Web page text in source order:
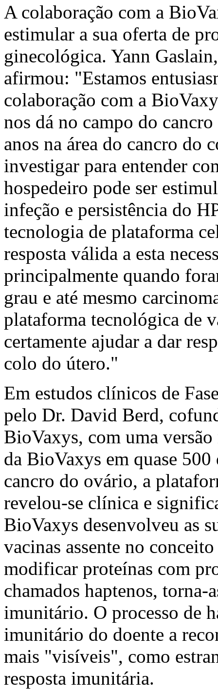
A colaboração com a
estimular a sua oferta de
ginecológica. Yann
afirmou: "Estamos
colaboração com a
nos dá no campo do
anos na área do cancro do
investigar para entender
hospedeiro pode ser
infeção e persistência do
tecnologia de plataforma
resposta válida a esta
principalmente quando
grau e até mesmo
plataforma tecnológica de
certamente ajudar a dar
colo do útero."
Em estudos clínicos de
pelo Dr. David Berd,
BioVaxys, com uma
da BioVaxys em quase
cancro do ovário, a
revelou-se clínica e
BioVaxys desenvolveu as
vacinas assente no
modificar proteínas com
chamados haptenos, torna-
imunitário. O processo de
imunitário do doente a
mais "visíveis", como
resposta imunitária.